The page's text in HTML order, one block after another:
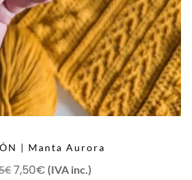
| Manta Aurora
€El
7,50€ El
(IVA inc.)